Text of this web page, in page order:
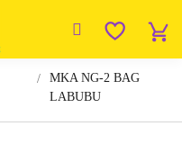
MKA NG-2 BAG
LABUBU